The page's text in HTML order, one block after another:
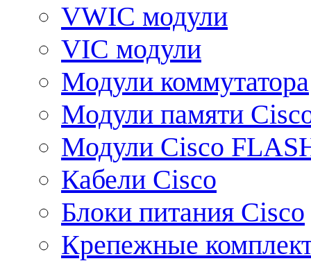
VWIC модули
VIC модули
Модули коммутатора
Модули памяти
Модули Cisco
Кабели Cisco
Блоки питания Cisco
Крепежные